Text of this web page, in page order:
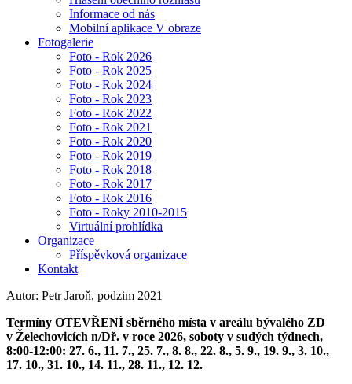
Informace od nás
Mobilní aplikace V obraze
Fotogalerie
Foto - Rok 2026
Foto - Rok 2025
Foto - Rok 2024
Foto - Rok 2023
Foto - Rok 2022
Foto - Rok 2021
Foto - Rok 2020
Foto - Rok 2019
Foto - Rok 2018
Foto - Rok 2017
Foto - Rok 2016
Foto - Roky 2010-2015
Virtuální prohlídka
Organizace
Příspěvková organizace
Kontakt
Autor: Petr Jaroň, podzim 2021
Termíny OTEVŘENÍ sběrného místa v areálu bývalého ZD
v Želechovicích n/Dř. v roce 2026, soboty v sudých týdnech,
8:00-12:00: 27. 6., 11. 7., 25. 7., 8. 8., 22. 8., 5. 9., 19. 9., 3. 10.,
17. 10., 31. 10., 14. 11., 28. 11., 12. 12.